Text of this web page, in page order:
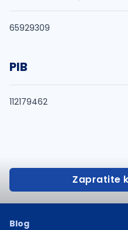
65929309
PIB
112179462
Zapratite
Blog